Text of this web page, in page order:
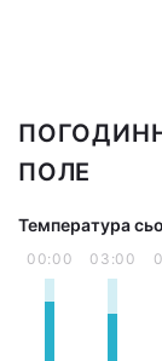
ПОЛЕ
Температура
00:00 03:00